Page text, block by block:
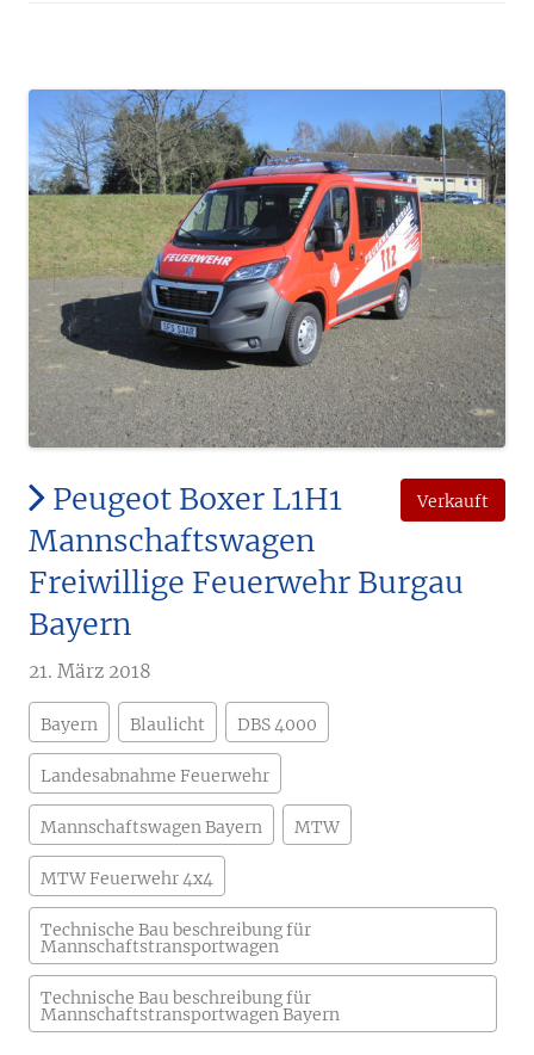
Verkauft
Peugeot Boxer L1H1
Mannschaftswagen
Freiwillige Feuerwehr Burgau
Bayern
21. März 2018
Bayern Blaulicht DBS 4000
Landesabnahme Feuerwehr
Mannschaftswagen Bayern MTW
MTW Feuerwehr 4x4
Technische Bau beschreibung für
Mannschaftstransportwagen
Technische Bau beschreibung für
Mannschaftstransportwagen Bayern